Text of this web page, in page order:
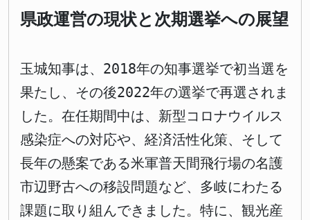
県政運営の現状と次期選挙への展望
玉城知事は、2018年の知事選挙で初当選を
果たし、その後2022年の選挙で再選されま
した。在任期間中は、新型コロナウイルス
感染症への対応や、経済活性化策、そして
長年の懸案である米軍普天間飛行場の名護
市辺野古への移設問題など、多岐にわたる
課題に取り組んできました。特に、観光産